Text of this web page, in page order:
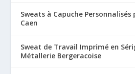
Sweats à Capuche Personnalisés
Caen
Sweat de Travail Imprimé en
Métallerie Bergeracoise